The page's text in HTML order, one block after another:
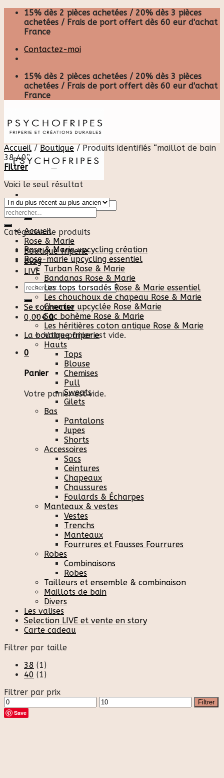
Skip
content
15% dès 2 pièces achetées / 20% dès 3 pièces
achetées / Frais de port offert dès 60 eur d'achat
France
Contactez-moi
15% dès 2 pièces achetées / 20% dès 3 pièces
achetées / Frais de port offert dès 60 eur d'achat
France
Recherche
pour :
Accueil
Rose & Marie
Boutique friperie
Blog
LIVE
Recherche
pour :
Se connecter
0,00€ 0
Votre panier est vide.
0
Panier
Votre panier est vide.
Accueil / Boutique /Produits identifiés “maillot de bain
38 40”
Filtrer
Voici le seul résultat
Catégories de produits
Rose & Marie upcycling création
Rose-marie upcycling essentiel
Turban Rose & Marie
Bandanas Rose & Marie
Les tops torsadés Rose & Marie essentiel
Les chouchoux de chapeau Rose & Marie
Chemise upcyclée Rose &Marie
Sac bohème Rose & Marie
Les héritières coton antique Rose & Marie
La boutique friperie
Hauts
Tops
Blouse
Chemises
Pull
Sweats
Gilets
Bas
Pantalons
Jupes
Shorts
Accessoires
Sacs
Ceintures
Chapeaux
Chaussures
Foulards & Écharpes
Manteaux & vestes
Vestes
Trenchs
Manteaux
Fourrures et Fausses Fourrures
Robes
Combinaisons
Robes
Tailleurs et ensemble & combinaison
Maillots de bain
Divers
Les valises
Selection LIVE et vente en story
Carte cadeau
Filtrer par taille
38 (1)
40 (1)
Filtrer par prix
Prix
min
Prix
max
Filtrer
Save